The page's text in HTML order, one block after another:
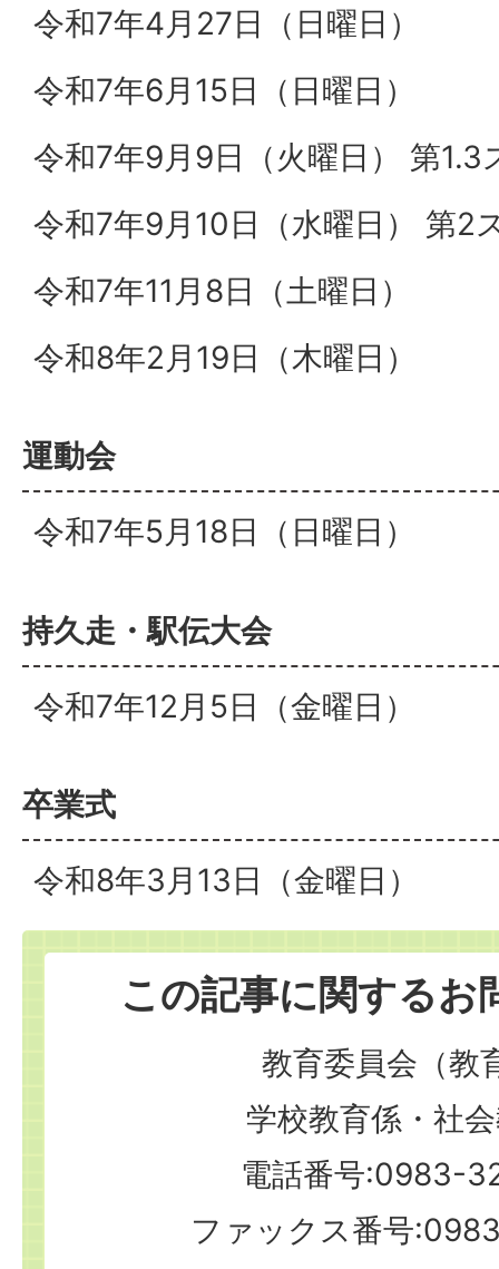
令和7年4月27日（日曜日）
令和7年6月15日（日曜日）
令和7年9月9日（火曜日） 第1.3
令和7年9月10日（水曜日） 第2
令和7年11月8日（土曜日）
令和8年2月19日（木曜日）
運動会
令和7年5月18日（日曜日）
持久走・駅伝大会
令和7年12月5日（金曜日）
卒業式
令和8年3月13日（金曜日）
この記事に関するお
教育委員会（教
学校教育係・社
電話番号:0983-
ファックス番号